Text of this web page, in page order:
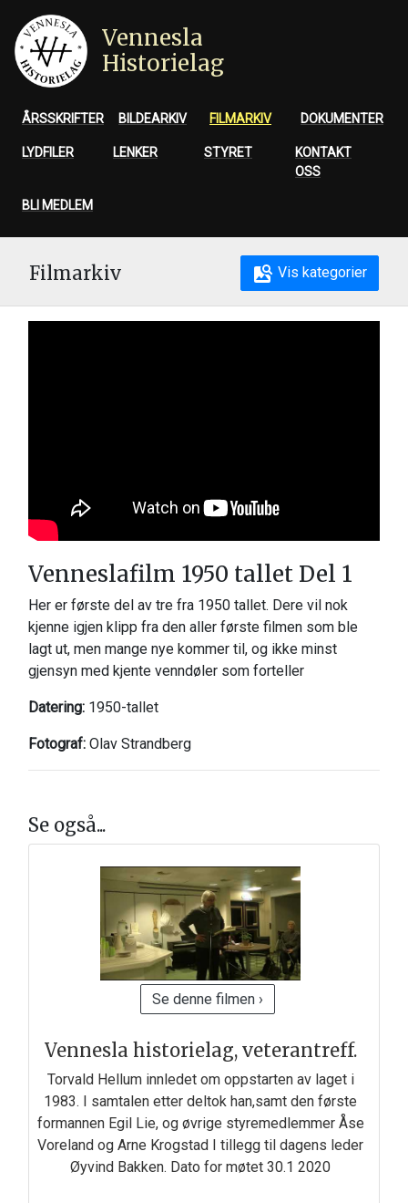
Vennesla
Historielag
ÅRSSKRIFTER BILDEARKIV FILMARKIV DOKUMENTER
LYDFILER LENKER STYRET
KONTAKT
OSS
BLI MEDLEM
Filmarkiv Vis kategorier
Venneslafilm 1950 tallet Del 1
Her er første del av tre fra 1950 tallet. Dere vil nok
kjenne igjen klipp fra den aller første filmen som ble
lagt ut, men mange nye kommer til, og ikke minst
gjensyn med kjente venndøler som forteller
Datering: 1950-tallet
Fotograf: Olav Strandberg
Se også...
Se denne filmen ›
Vennesla historielag, veterantreff.
Torvald Hellum innledet om oppstarten av laget i
1983. I samtalen etter deltok han,samt den første
formannen Egil Lie, og øvrige styremedlemmer Åse
Voreland og Arne Krogstad I tillegg til dagens leder
Øyvind Bakken. Dato for møtet 30.1 2020